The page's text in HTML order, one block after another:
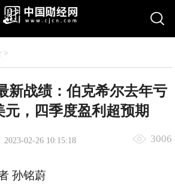
>
新战绩：伯克希尔去年亏
元，四季度盈利超预期
2023-02-26 10:15:18 3006
孙铭蔚